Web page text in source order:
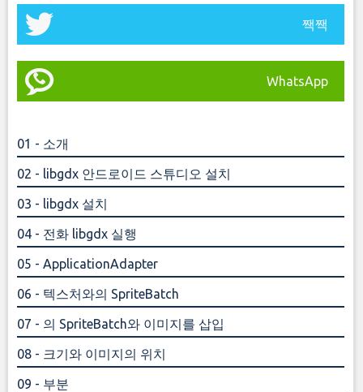
짹짹
WhatsApp
01 - 소개
02 - libgdx 안드로이드 스튜디오 설치
03 - libgdx 설치
04 - 전화 libgdx 실행
05 - ApplicationAdapter
06 - 텍스처와의 SpriteBatch
07 - 의 SpriteBatch와 이미지를 삽입
08 - 크기와 이미지의 위치
09 - 부분